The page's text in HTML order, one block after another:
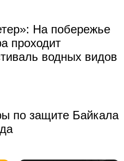
На побережье
проходит
водных видов
по защите Байкала